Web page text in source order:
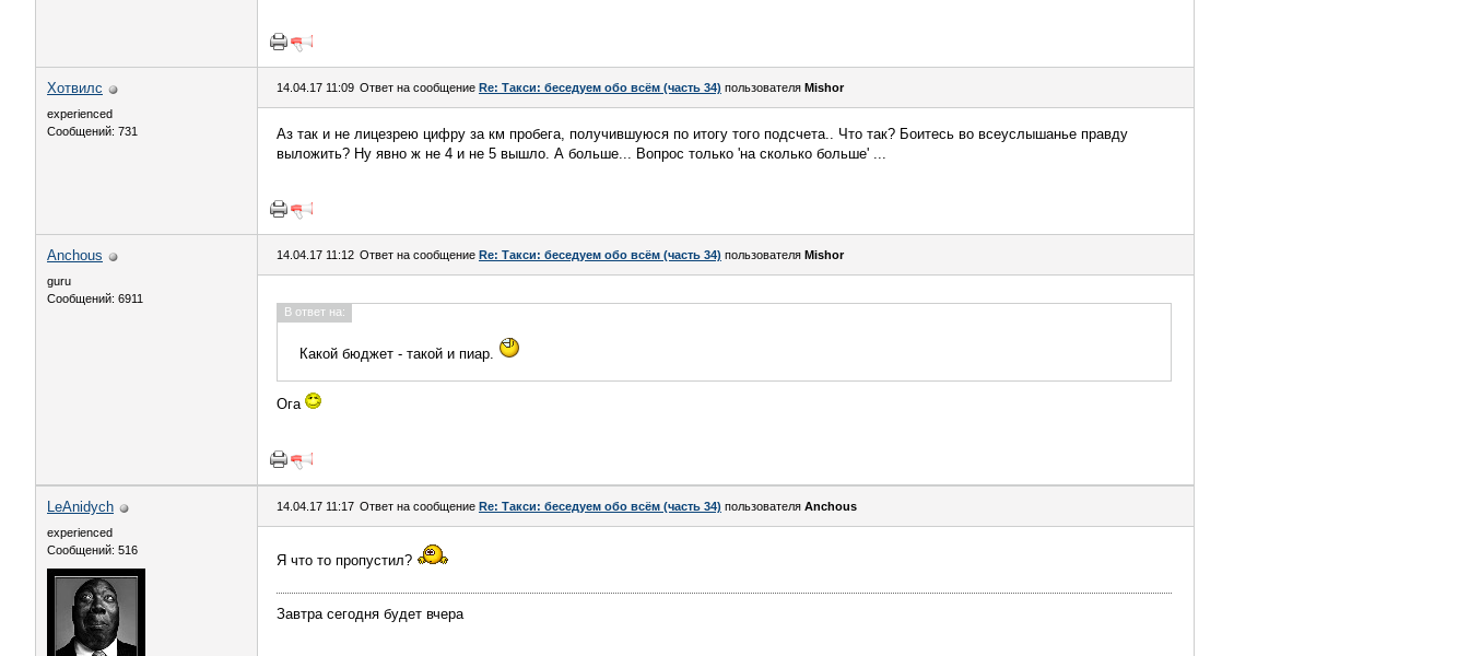
Хотвилс
experienced
Сообщений: 731
14.04.17 11:09 Ответ на сообщение Re: Такси: беседуем обо всём (часть 34) пользователя Mishor
Аз так и не лицезрею цифру за км пробега, получившуюся по итогу того подсчета.. Что так? Боитесь во всеуслышанье правду
выложить? Ну явно ж не 4 и не 5 вышло. А больше... Вопрос только 'на сколько больше' ...
Anchous
guru
Сообщений: 6911
14.04.17 11:12 Ответ на сообщение Re: Такси: беседуем обо всём (часть 34) пользователя Mishor
В ответ на:
Какой бюджет - такой и пиар.
Ога
LeAnidych
experienced
Сообщений: 516
14.04.17 11:17 Ответ на сообщение Re: Такси: беседуем обо всём (часть 34) пользователя Anchous
Я что то пропустил?
Завтра сегодня будет вчера